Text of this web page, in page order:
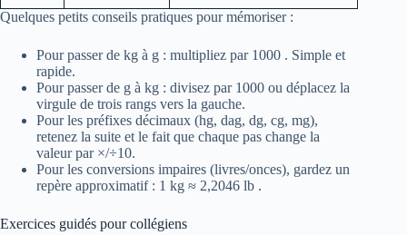
Quelques petits conseils pratiques pour mémoriser :
Pour passer de kg à g : multipliez par 1000 . Simple et
rapide.
Pour passer de g à kg : divisez par 1000 ou déplacez la
virgule de trois rangs vers la gauche.
Pour les préfixes décimaux (hg, dag, dg, cg, mg),
retenez la suite et le fait que chaque pas change la
valeur par ×/÷10.
Pour les conversions impaires (livres/onces), gardez un
repère approximatif : 1 kg ≈ 2,2046 lb .
Exercices guidés pour collégiens